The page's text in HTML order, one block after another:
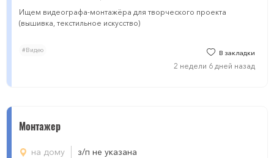
Ищем видеографа-монтажёра для творческого проекта
(вышивка, текстильное искусство)
#Видео В закладки
2 недели 6 дней назад
Монтажер
на дому з/п не указана